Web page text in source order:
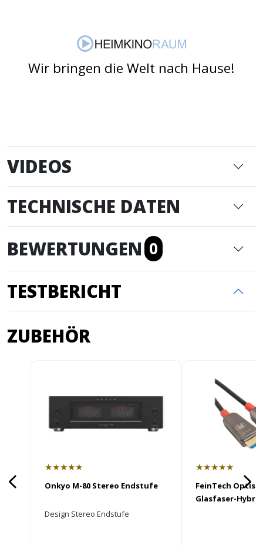
Wir bringen die Welt nach Hause!
VIDEOS
TECHNISCHE DATEN
BEWERTUNGEN 0
TESTBERICHT
ZUBEHÖR
★★★★★
Onkyo M-80 Stereo Endstufe
Design Stereo Endstufe
★★★★★
FeinTech
Glasfaser-Hybrid